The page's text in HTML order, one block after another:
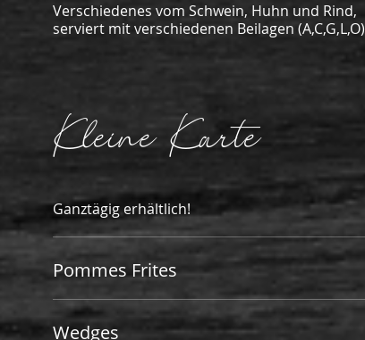
Verschiedenes vom Schwein, Huhn und Rind,
serviert mit verschiedenen Beilagen (A,C,G,L,O)
Kleine Karte
Ganztägig erhältlich!
Pommes Frites
Wedges